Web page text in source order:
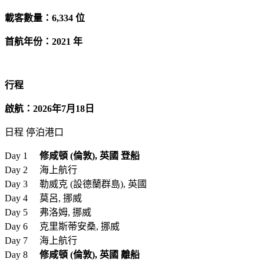
載客數量：6,334 位
首航年份：2021 年
行程
啟航：2026年7月18日
日程 停泊港口
Day 1 修咸頓 (倫敦), 英國 登船
Day 2 海上航行
Day 3 勒威克 (設德蘭群島), 英國
Day 4 莫呂, 挪威
Day 5 弗洛姆, 挪威
Day 6 克里斯蒂安桑, 挪威
Day 7 海上航行
Day 8 修咸頓 (倫敦), 英國 離船